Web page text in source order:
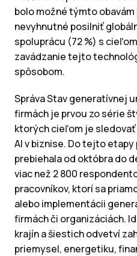
bolo možné týmto
nevyhnutné posilniť
spoluprácu (72 %) s
zavádzanie tejto
spôsobom.
Správa Stav generatívnej
firmách je prvou zo série
ktorých cieľom je
AI v biznise. Do tejto
prebiehala od októbra do
viac než 2 800
pracovníkov, ktorí sa
alebo implementácii
firmách či organizáciách.
krajín a šiestich odvetví
priemysel, energetiku,